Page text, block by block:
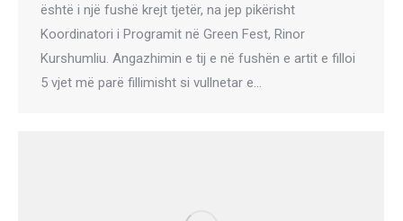
është i një fushë krejt tjetër, na jep pikërisht
Koordinatori i Programit në Green Fest, Rinor
Kurshumliu. Angazhimin e tij e në fushën e artit e filloi
5 vjet më parë fillimisht si vullnetar e…